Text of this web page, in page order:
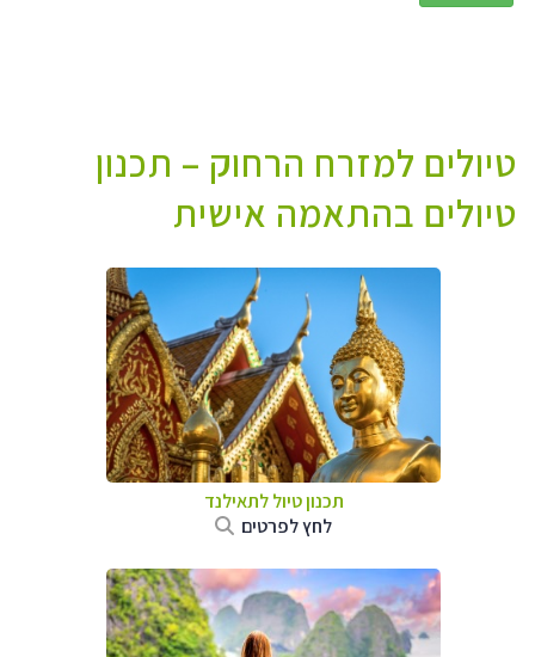
טיולים למזרח הרחוק – תכנון
טיולים בהתאמה אישית
תכנון טיול לתאילנד
לחץ לפרטים